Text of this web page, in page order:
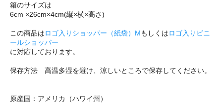
箱のサイズは
6cm ×26cm×4cm(縦×横×高さ)
この商品はロゴ入りショッパー（紙袋）Mもしくはロゴ入りビニ
ールショッパー
に対応しております。
保存方法 高温多湿を避け、涼しいところで保存してください。
原産国：アメリカ（ハワイ州）